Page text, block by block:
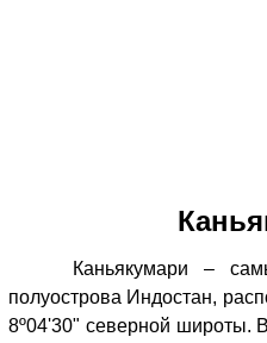
Каньякумари –
полуострова Индостан,
8º04'30" северной широты.